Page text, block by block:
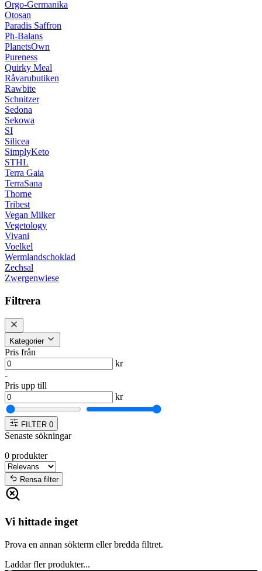
Orgo-Germanika
Otosan
Paradis Saffron
Ph-Balans
PlanetsOwn
Pureness
Quirky Meal
Råvarubutiken
Rawbite
Schnitzer
Sedona
Sekowa
SI
Silicea
SimplyKeto
STHL
Terra Gaia
TerraSana
Thorne
Tribest
Vegan Milker
Vegetology
Vivani
Voelkel
Wermlandschoklad
Zechsal
Zwergenwiese
Filtrera
Kategorier
Pris från
kr
-
Pris upp till
kr
FILTER 0
Senaste sökningar
0 produkter
Rensa filter
Vi hittade inget
Prova en annan sökterm eller bredda filtret.
Laddar fler produkter...